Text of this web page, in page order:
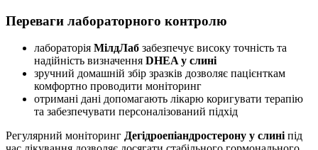
Переваги лабораторного контролю
лабораторія МілдЛаб забезпечує високу точність та
надійність визначення DHEA у слині
зручний домашній збір зразків дозволяє пацієнткам
комфортно проводити моніторинг
отримані дані допомагають лікарю коригувати терапію
та забезпечувати персоналізований підхід
Регулярний моніторинг Дегідроепіандростерону у слині під